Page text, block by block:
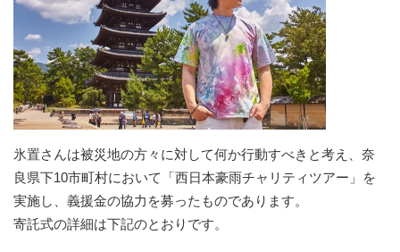
氷置さんは被災地の方々に対して何か行動すべきと考え、奈
良県下10市町村において「西日本豪雨チャリティツアー」を
実施し、義援金の協力を募ったものであります。
寄託式の詳細は下記のとおりです。